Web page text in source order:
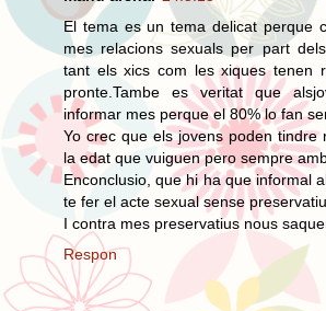
El tema es un tema delicat perque
mes relacions sexuals per part
tant els xics com les xiques tenen
pronte.Tambe es veritat que
informar mes perque el 80% lo fan
Yo crec que els jovens poden tindre
la edat que vuiguen pero sempre
Enconclusio, que hi ha que informal
te fer el acte sexual sense preservatiu.
I contra mes preservatius nous
Respon